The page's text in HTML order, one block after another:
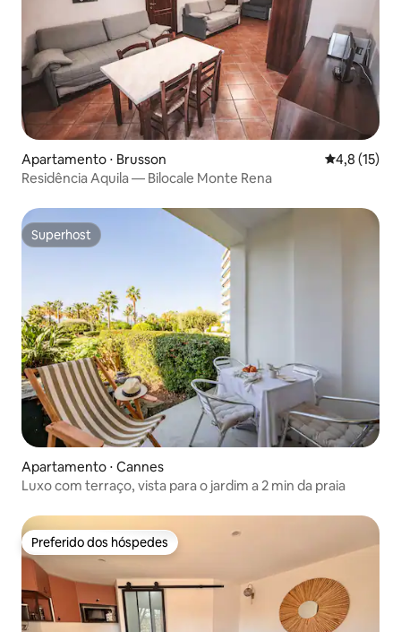
Apartamento ⋅ Brusson 4,8 de uma
4,8 (15)
Residência Aquila — Bilocale Monte Rena
Superhost
Superhost
Apartamento ⋅ Cannes
Luxo com terraço, vista para o jardim a 2 min da praia
Preferido dos hóspedes
Preferido dos hóspedes